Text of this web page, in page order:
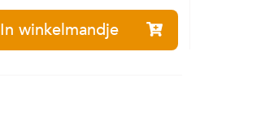
In winkelmandje